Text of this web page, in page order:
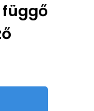
függő